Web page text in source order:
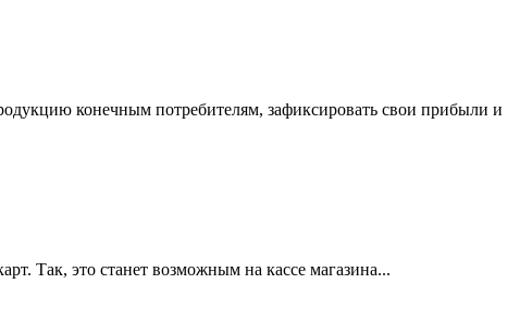
конечным потребителям, зафиксировать свои прибыли и
Так, это станет возможным на кассе магазина...